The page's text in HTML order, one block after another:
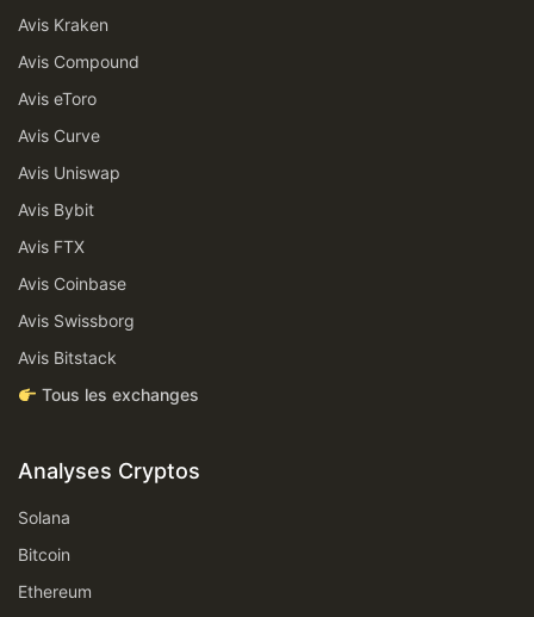
Avis Kraken
Avis Compound
Avis eToro
Avis Curve
Avis Uniswap
Avis Bybit
Avis FTX
Avis Coinbase
Avis Swissborg
Avis Bitstack
Tous les exchanges
Analyses Cryptos
Solana
Bitcoin
Ethereum